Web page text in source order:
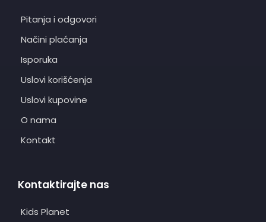
Pitanja i odgovori
Načini plaćanja
Isporuka
Uslovi korišćenja
Uslovi kupovine
O nama
Kontakt
Kontaktirajte nas
Kids Planet